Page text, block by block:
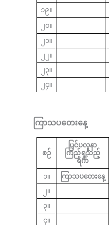
၁၉။
၂၀။
၂၁။
၂၂။
၂၃။
၂၄။
ကြာသပတေးနေ့
စဉ်
ပြင်ပလူနာ
ကြည့်ရှုသည့်
ရက်
၁။ ကြာသပတေးနေ့
၂။
၃။
၄။